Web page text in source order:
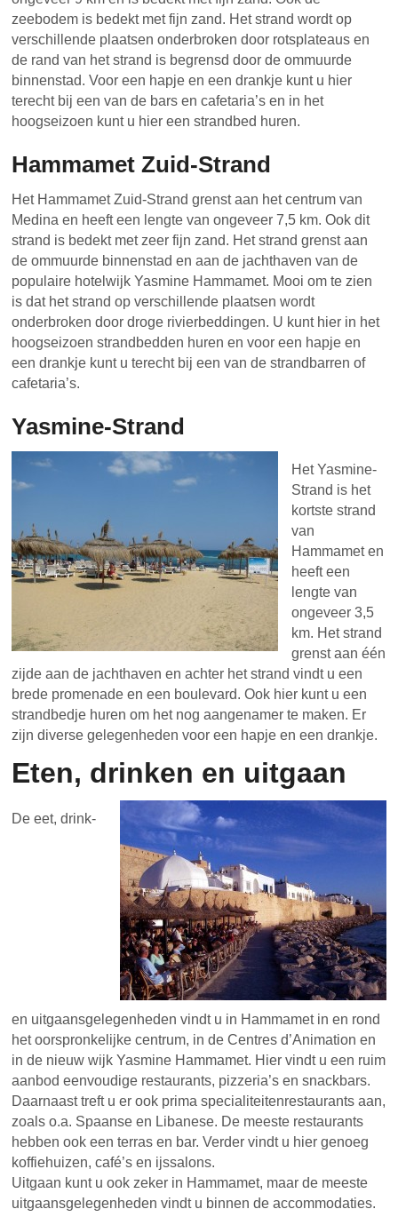
zeebodem is bedekt met fijn zand. Het strand wordt op
verschillende plaatsen onderbroken door rotsplateaus en
de rand van het strand is begrensd door de ommuurde
binnenstad. Voor een hapje en een drankje kunt u hier
terecht bij een van de bars en cafetaria’s en in het
hoogseizoen kunt u hier een strandbed huren.
Hammamet Zuid-Strand
Het Hammamet Zuid-Strand grenst aan het centrum van
Medina en heeft een lengte van ongeveer 7,5 km. Ook dit
strand is bedekt met zeer fijn zand. Het strand grenst aan
de ommuurde binnenstad en aan de jachthaven van de
populaire hotelwijk Yasmine Hammamet. Mooi om te zien
is dat het strand op verschillende plaatsen wordt
onderbroken door droge rivierbeddingen. U kunt hier in het
hoogseizoen strandbedden huren en voor een hapje en
een drankje kunt u terecht bij een van de strandbarren of
cafetaria’s.
Yasmine-Strand
Het Yasmine-
Strand is het
kortste strand
van
Hammamet en
heeft een
lengte van
ongeveer 3,5
km. Het strand
grenst aan één
zijde aan de jachthaven en achter het strand vindt u een
brede promenade en een boulevard. Ook hier kunt u een
strandbedje huren om het nog aangenamer te maken. Er
zijn diverse gelegenheden voor een hapje en een drankje.
Eten, drinken en uitgaan
De eet, drink-
en uitgaansgelegenheden vindt u in Hammamet in en rond
het oorspronkelijke centrum, in de Centres d’Animation en
in de nieuw wijk Yasmine Hammamet. Hier vindt u een ruim
aanbod eenvoudige restaurants, pizzeria’s en snackbars.
Daarnaast treft u er ook prima specialiteitenrestaurants aan,
zoals o.a. Spaanse en Libanese. De meeste restaurants
hebben ook een terras en bar. Verder vindt u hier genoeg
koffiehuizen, café’s en ijssalons.
Uitgaan kunt u ook zeker in Hammamet, maar de meeste
uitgaansgelegenheden vindt u binnen de accommodaties.